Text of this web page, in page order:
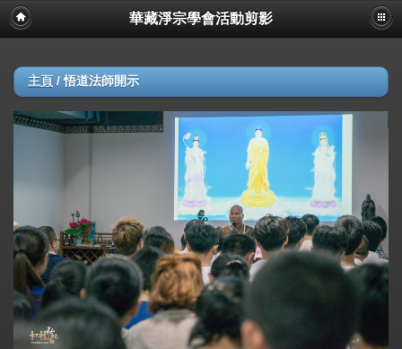
華藏淨宗學會活動剪影
主頁 /悟道法師開示